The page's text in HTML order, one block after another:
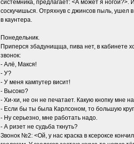
системника, предлагает: <А может я
соскучишься. Отряхнув с джинсов пыль, ушел
в каунтера.
Понедельник.
Приперся збадунищща, пива нет, в кабинете
звонок:
- Алё, Макся!
- У?
- У меня кампутер висит!
- Высоко?
- Хи-хи, не он не печатает. Какую кнопку мне
- Если бы ты была Карлсоном, то большую
- Ну серьезно, мне работать надо.
- А ризет не судьба ткнуть?
Звонок №2: <Ой, у нас краска в ксероксе